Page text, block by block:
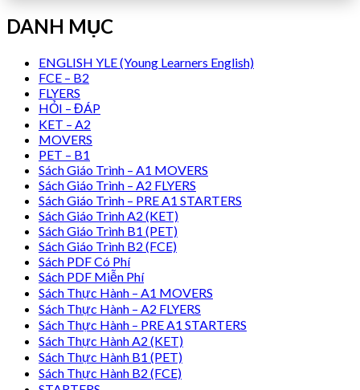
DANH MỤC
ENGLISH YLE (Young Learners English)
FCE – B2
FLYERS
HỎI – ĐÁP
KET – A2
MOVERS
PET – B1
Sách Giáo Trình – A1 MOVERS
Sách Giáo Trình – A2 FLYERS
Sách Giáo Trình – PRE A1 STARTERS
Sách Giáo Trình A2 (KET)
Sách Giáo Trình B1 (PET)
Sách Giáo Trình B2 (FCE)
Sách PDF Có Phí
Sách PDF Miễn Phí
Sách Thực Hành – A1 MOVERS
Sách Thực Hành – A2 FLYERS
Sách Thực Hành – PRE A1 STARTERS
Sách Thực Hành A2 (KET)
Sách Thực Hành B1 (PET)
Sách Thực Hành B2 (FCE)